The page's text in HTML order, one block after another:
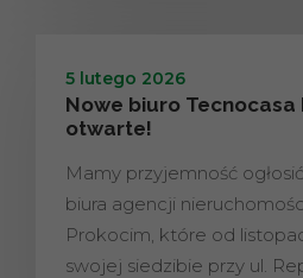
5 lutego 2026
Nowe biuro Tecnocasa
otwarte!
Mamy przyjemność
biura agencji
Prokocim, które od
swojej siedzibie przy ul.